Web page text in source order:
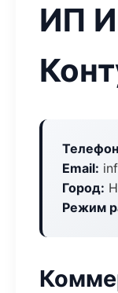
ИП
Email:
Город:
Режим